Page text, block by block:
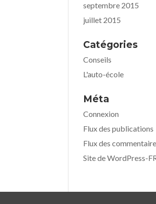
septembre 2015
juillet 2015
Catégories
Conseils
L'auto-école
Méta
Connexion
Flux des publications
Flux des
Site de WordPress-